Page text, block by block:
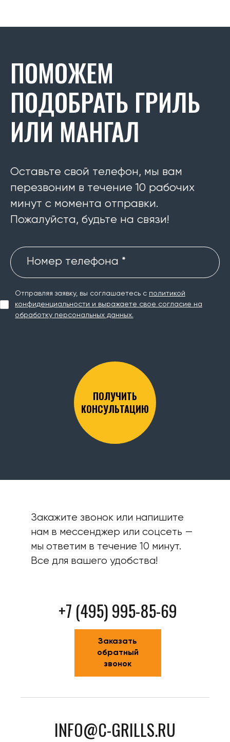
ПОМОЖЕМ
ПОДОБРАТЬ ГРИЛЬ
ИЛИ МАНГАЛ
Оставьте свой телефон, мы вам
перезвоним в течение 10 рабочих
минут с момента отправки.
Пожалуйста, будьте на связи!
Номер телефона *
Отправляя заявку, вы соглашаетесь с политикой
конфиденциальности и выражаете свое согласие на
обработку персональных данных.
ПОЛУЧИТЬ
КОНСУЛЬТАЦИЮ
Закажите звонок или напишите
нам в мессенджер или соцсеть —
мы ответим в течение 10 минут.
Все для вашего удобства!
+7 (495) 995-85-69
Заказать
обратный
звонок
INFO@C-GRILLS.RU